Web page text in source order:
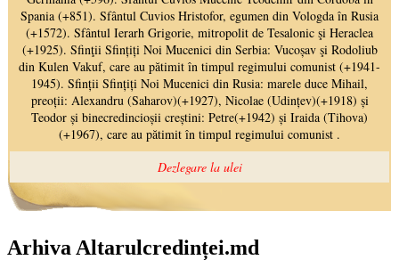
Arhiva Altarulcredinței.md